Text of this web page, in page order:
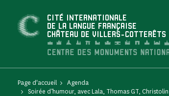
CITÉ INTERNATIONALE
DE LA LANGUE FRANÇAISE
CHÂTEAU DE VILLERS-COTTERÊTS
Page d'accueil
Agenda
Soirée d’humour, avec Lala, Thomas GT,